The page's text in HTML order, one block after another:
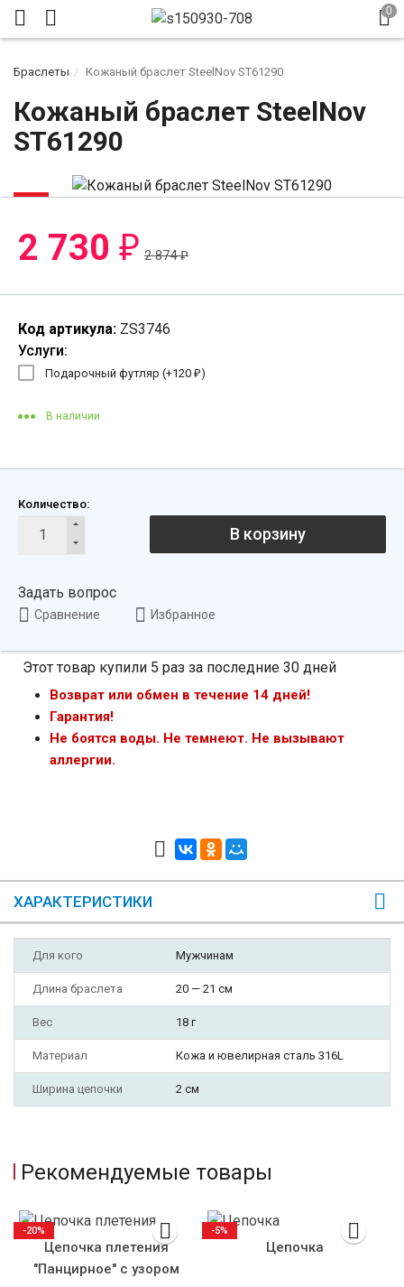
Браслеты Кожаный браслет SteelNov ST61290
Кожаный браслет SteelNov
ST61290
-6%
2 730 ₽ 2 874₽
Код артикула: ZS3746
Услуги:
Подарочный футляр (+120 ₽)
В наличии
Количество:
В корзину
Задать вопрос
Сравнение Избранное
Этот товар купили 5 раз за последние 30 дней
Возврат или обмен в течение 14 дней!
Гарантия!
Не боятся воды. Не темнеют. Не вызывают
аллергии.
ХАРАКТЕРИСТИКИ
Для кого Мужчинам
Длина браслета 20 — 21 см
Вес 18 г
Материал Кожа и ювелирная сталь 316L
Ширина цепочки 2 см
Рекомендуемые товары
Цепочка плетения
"Панцирное" с узором
-20%
Цепочка
-5%